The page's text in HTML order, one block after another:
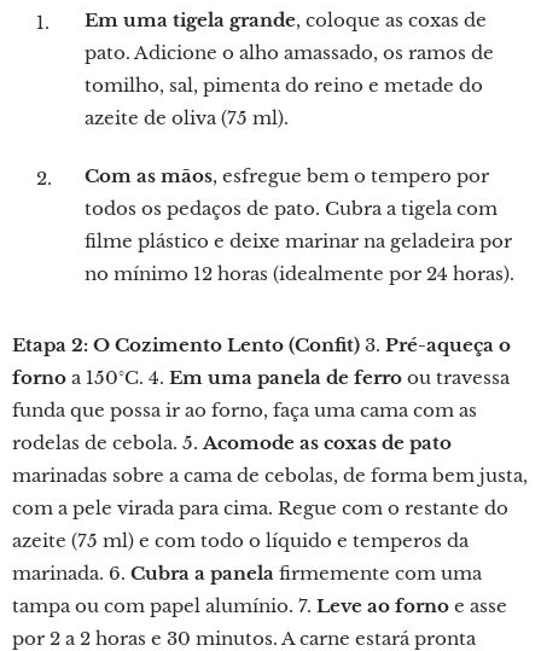
Em uma tigela grande, coloque as coxas de
pato. Adicione o alho amassado, os ramos de
tomilho, sal, pimenta do reino e metade do
azeite de oliva (75 ml).
Com as mãos, esfregue bem o tempero por
todos os pedaços de pato. Cubra a tigela com
filme plástico e deixe marinar na geladeira por
no mínimo 12 horas (idealmente por 24 horas).
Etapa 2: O Cozimento Lento (Confit) 3. Pré-aqueça o
forno a 150°C. 4. Em uma panela de ferro ou travessa
funda que possa ir ao forno, faça uma cama com as
rodelas de cebola. 5.Acomode as coxas de pato
marinadas sobre a cama de cebolas, de forma bem justa,
com a pele virada para cima. Regue com o restante do
azeite (75 ml) e com todo o líquido e temperos da
marinada. 6. Cubra a panela firmemente com uma
tampa ou com papel alumínio. 7. Leve ao forno e asse
por 2 a 2 horas e 30 minutos. A carne estará pronta